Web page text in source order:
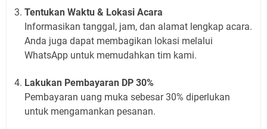
Tentukan Waktu & Lokasi Acara
Informasikan tanggal, jam, dan alamat lengkap acara.
Anda juga dapat membagikan lokasi melalui
WhatsApp untuk memudahkan tim kami.
Lakukan Pembayaran DP 30%
Pembayaran uang muka sebesar 30% diperlukan
untuk mengamankan pesanan.